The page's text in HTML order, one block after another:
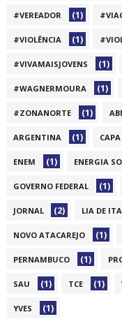
#VEREADOR (1)
#VIOLÊNCIA (1)
#VIVAMAISJOVENS (1)
#WAGNERMOURA (1)
#ZONANORTE (1)
ARGENTINA (1) CAPA
ENEM (1) ENERGIA
GOVERNO FEDERAL (1)
JORNAL (2) LIA DE
NOVO ATACAREJO (1)
PERNAMBUCO (1)
SAU (1) TCE (1)
YVES (1)